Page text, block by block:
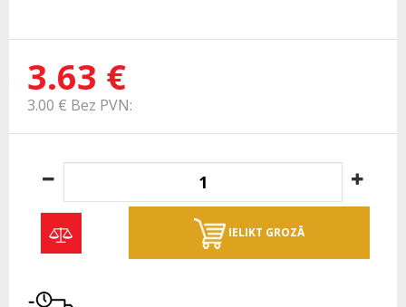
3.63 €
3.00 € Bez PVN:
IELIKT GROZĀ